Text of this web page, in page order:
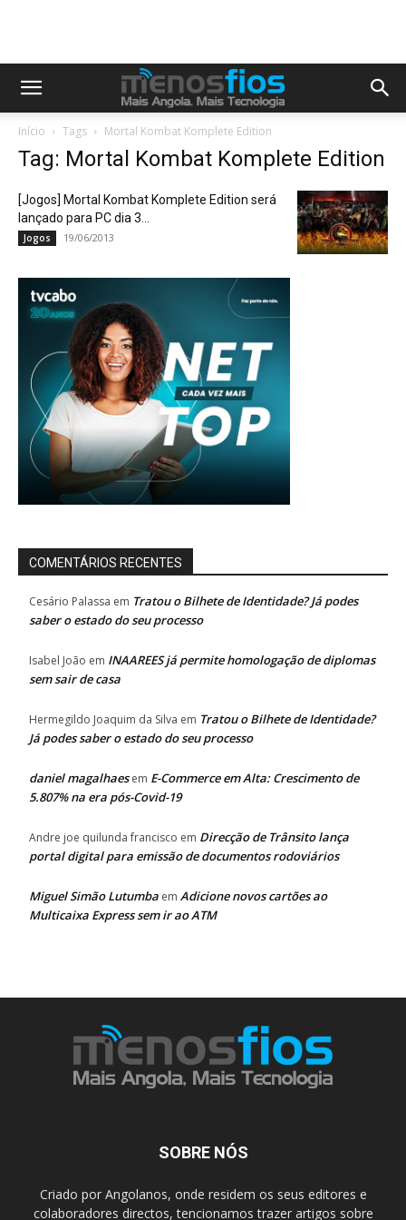
Início Tags Mortal Kombat Komplete Edition
Tag: Mortal Kombat Komplete Edition
[Jogos] Mortal Kombat Komplete Edition será
lançado para PC dia 3...
Jogos 19/06/2013
COMENTÁRIOS RECENTES
Cesário Palassa em Tratou o Bilhete de Identidade? Já podes
saber o estado do seu processo
Isabel João em INAAREES já permite homologação de diplomas
sem sair de casa
Hermegildo Joaquim da Silva em Tratou o Bilhete de Identidade?
Já podes saber o estado do seu processo
daniel magalhaesem E-Commerce em Alta: Crescimento de
5.807% na era pós-Covid-19
Andre joe quilunda francisco em Direcção de Trânsito lança
portal digital para emissão de documentos rodoviários
Miguel Simão Lutumba em Adicione novos cartões ao
Multicaixa Express sem ir ao ATM
SOBRE NÓS
Criado por Angolanos, onde residem os seus editores e
colaboradores directos, tencionamos trazer artigos sobre